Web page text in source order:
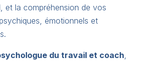
et la compréhension de vos
émotionnels et
du travail et coach,